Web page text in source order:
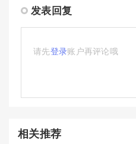
发表回复
请先登录账户再评论哦
相关推荐